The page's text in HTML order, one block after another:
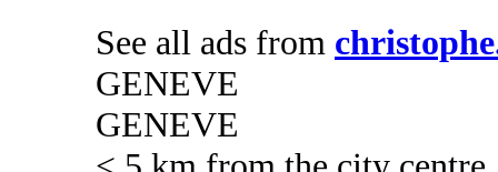
See all ads from
GENEVE
GENEVE